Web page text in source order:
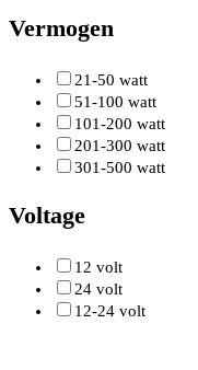
Vermogen
21-50 watt
51-100 watt
101-200 watt
201-300 watt
301-500 watt
Voltage
12 volt
24 volt
12-24 volt